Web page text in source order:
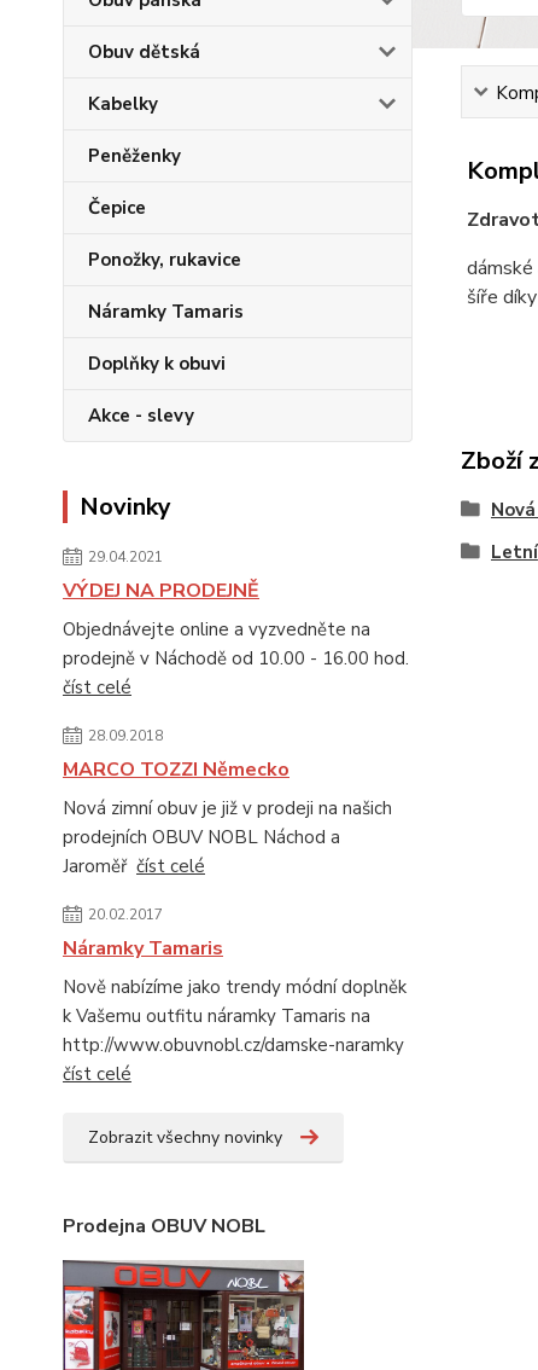
Obuv dětská
Kabelky
Peněženky
Čepice
Ponožky, rukavice
Náramky Tamaris
Doplňky k obuvi
Akce - slevy
Novinky
29.04.2021
VÝDEJ NA PRODEJNĚ
Objednávejte online a vyzvedněte na
prodejně v Náchodě od 10.00 - 16.00 hod.
číst celé
28.09.2018
MARCO TOZZI Německo
Nová zimní obuv je již v prodeji na našich
prodejních OBUV NOBL Náchod a
Jaroměř číst celé
20.02.2017
Náramky Tamaris
Nově nabízíme jako trendy módní doplněk
k Vašemu outfitu náramky Tamaris na
http://www.obuvnobl.cz/damske-naramky
číst celé
Zobrazit všechny novinky
Prodejna OBUV NOBL
šíře
Zboží
Letní